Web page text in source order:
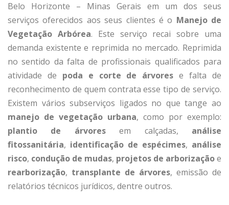
Belo Horizonte – Minas Gerais em um dos seus
serviços oferecidos aos seus clientes é o Manejo de
Vegetação Arbórea. Este serviço recai sobre uma
demanda existente e reprimida no mercado. Reprimida
no sentido da falta de profissionais qualificados para
atividade de poda e corte de árvorese falta de
reconhecimento de quem contrata esse tipo de serviço.
Existem vários subserviços ligados no que tange ao
manejo de vegetação urbana, como por exemplo:
plantio de árvoresem calçadas, análise
fitossanitária, identificação de espécimes, análise
risco, condução de mudas, projetos de arborizaçãoe
rearborização, transplante de árvores, emissão de
relatórios técnicos jurídicos, dentre outros.